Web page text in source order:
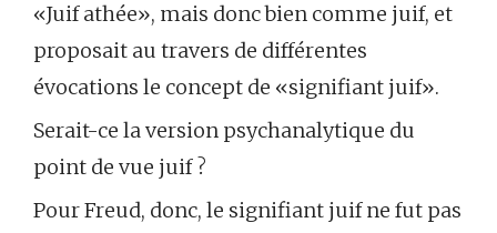
«Juif athée», mais donc bien comme juif, et
proposait au travers de différentes
évocations le concept de «signifiant juif».
Serait-ce la version psychanalytique du
point de vue juif ?
Pour Freud, donc, le signifiant juif ne fut pas